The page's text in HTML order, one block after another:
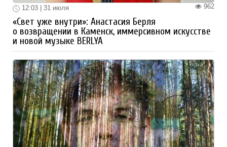
962
12:03 | 31 июля
«Свет уже внутри»: Анастасия Берля
о возвращении в Каменск, иммерсивном искусстве
и новой музыке BERLYA